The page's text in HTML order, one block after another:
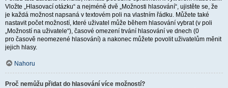
Vložte „Hlasovací otázku“ a nejméně dvě „Možnosti hlasování“, ujistěte se, že
je každá možnost napsaná v textovém poli na vlastním řádku. Můžete také
nastavit počet možností, které uživatel může během hlasování vybrat (v poli
„Možností na uživatele“), časové omezení trvání hlasování ve dnech (0
pro časově neomezené hlasování) a nakonec můžete povolit uživatelům měnit
jejich hlasy.
Nahoru
Proč nemůžu přidat do hlasování více možností?